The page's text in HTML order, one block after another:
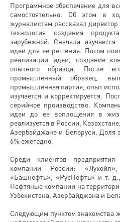
Программное обеспечение для
самостоятельно. Об этом в
журналистам рассказал
технология создания
зарубежной. Сначала
идеи для ее решения. Потом
реализации идеи, создание
опытного образца. После
промышленный образец,
промышленная партия, опыт
изучается и корректируется.
серийное производство.
идеи до ее воплощения в
реализуется в России,
Азербайджане и Беларуси. Доля
6% ежегодно.
Среди клиентов
компании России: «Лукойл»,
«Башнефть», «РусНефть» и т.
Нефтяные компании на
Узбекистана, Азербайджана и
Следующим пунктом знакомства